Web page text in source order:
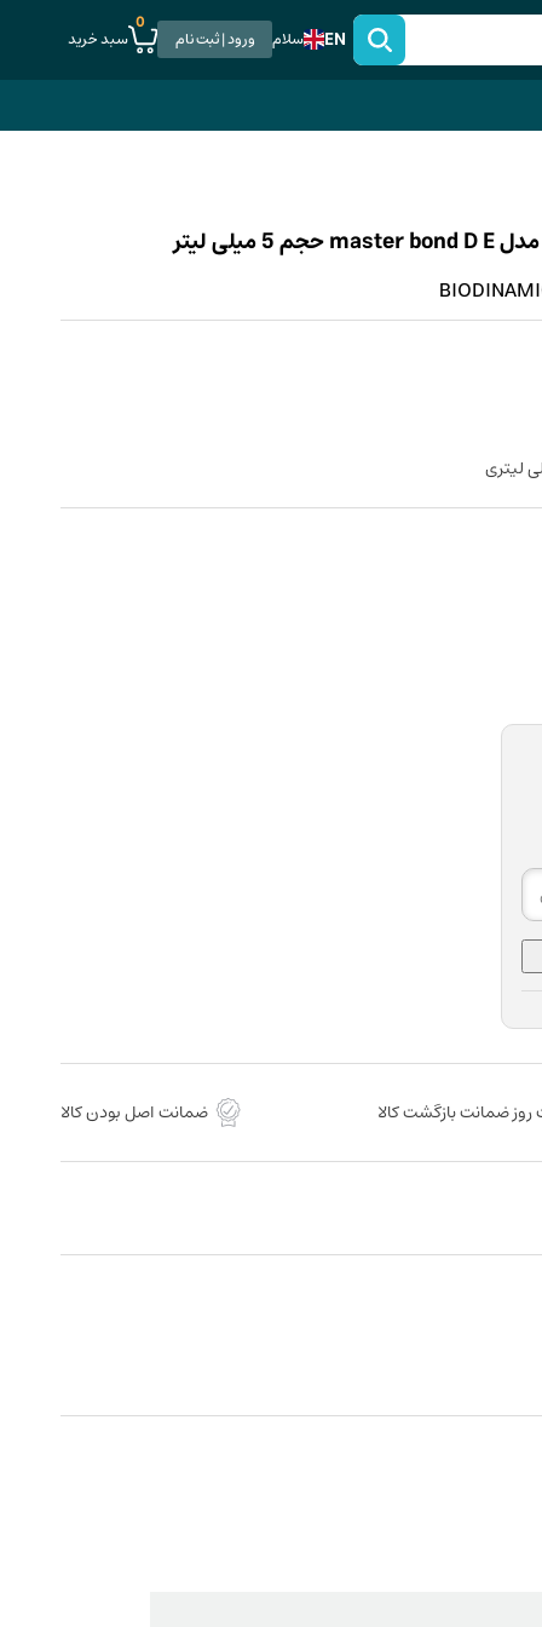
EN سلام ورود | ثبت نام
0
سبد خرید
ضمانت بازگشت کالا ضمانت اصل بودن کالا